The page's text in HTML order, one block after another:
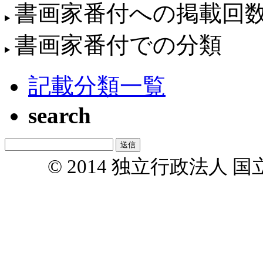
書画家番付への掲載回
書画家番付での分類
記載分類一覧
search
© 2014 独立行政法人 国